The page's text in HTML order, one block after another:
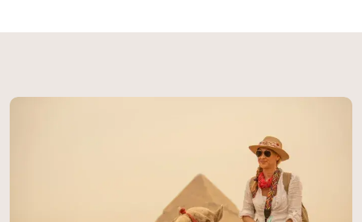
una proeza arquitectónica sin precedentes.
alcanza 20 metros de altura y se extiende 73
necrópolis de Giza, cerca de El Cairo, la Esfinge
forma parte de un complejo monumental que
incluye las legendarias Pirámides de Guiza, creando
un paisaje arqueológico sin igual en el mundo. Su
construcción demandó un conocimiento técnico